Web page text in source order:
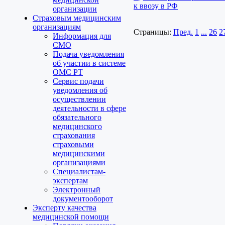
организации
Страховым медицинским
организациям
Информация для
СМО
Подача уведомления
об участии в системе
ОМС РТ
Сервис подачи
уведомления об
осуществлении
деятельности в сфере
обязательного
медицинского
страхования
страховыми
медицинскими
организациями
Специалистам-
экспертам
Электронный
документооборот
Эксперту качества
медицинской помощи
к ввозу в РФ
Страницы: Пред. 1 ... 26